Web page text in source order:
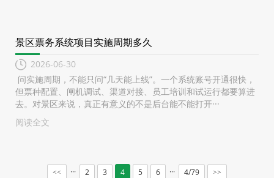
景区票务系统项目实施周期多久
2026-06-30
问实施周期，不能只问“几天能上线”。一个系统账号开通很快，
但票种配置、闸机调试、渠道对接、员工培训和试运行都要算进
去。对景区来说，真正有意义的不是后台能不能打开···
阅读全文
<< ··· 2 3 4 5 6 ··· 4/79 >>